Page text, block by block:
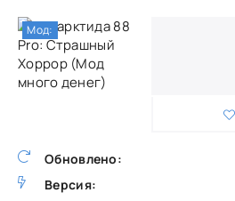
Обновлено:
Версия:
Мод: